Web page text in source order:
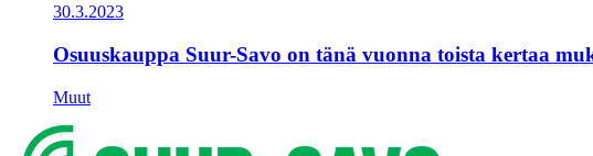
30.3.2023
Osuuskauppa Suur-Savo on tänä vuonna toista kertaa
Muut